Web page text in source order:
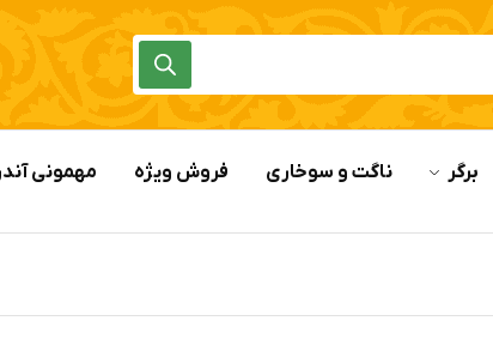
برگر ناگت و سوخاری فروش ویژه مهمونی